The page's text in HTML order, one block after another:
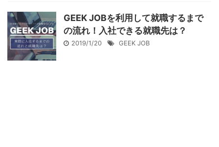
GEEK JOBを利用して就職するまで
の流れ！入社できる就職先は？
2019/1/20 GEEK JOB